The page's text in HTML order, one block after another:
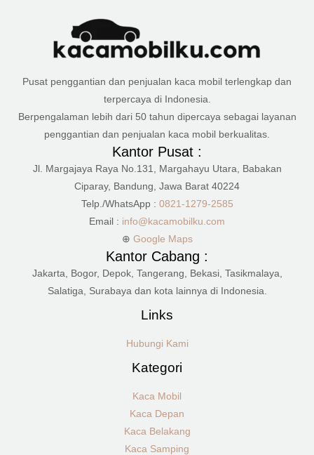
Pusat penggantian dan penjualan kaca mobil terlengkap dan
terpercaya di Indonesia.
Berpengalaman lebih dari 50 tahun dipercaya sebagai layanan
penggantian dan penjualan kaca mobil berkualitas.
Kantor Pusat :
Jl. Margajaya Raya No.131, Margahayu Utara, Babakan
Ciparay, Bandung, Jawa Barat 40224
Telp./WhatsApp : 0821-1279-2585
Email : info@kacamobilku.com
⊕ Google Maps
Kantor Cabang :
Jakarta, Bogor, Depok, Tangerang, Bekasi, Tasikmalaya,
Salatiga, Surabaya dan kota lainnya di Indonesia.
Links
Hubungi Kami
Kategori
Kaca Mobil
Kaca Depan
Kaca Belakang
Kaca Samping